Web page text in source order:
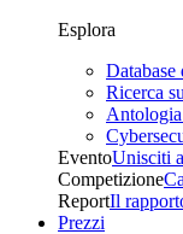
Esplora
Ricerca
EventoUnisciti
Competizione
ReportIl
Prezzi